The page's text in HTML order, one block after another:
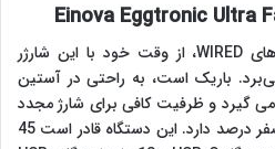
Einova Eggtronic Ultra
جولیان چوکاتو، سردبیر بررسی‌های WIRED، از وقت خود با این شارژر
می‌برد. باریک است، به راحتی در آستین
می گیرد و ظرفیت کافی برای شارژ مجدد
یک تبلت 11 اینچی را دو بار از صفر درصد دارد. این دستگاه قادر است 45